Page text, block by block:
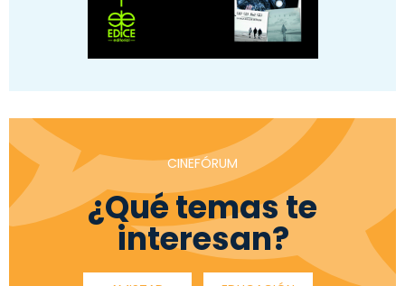
CINEFÓRUM
¿Qué temas te
interesan?